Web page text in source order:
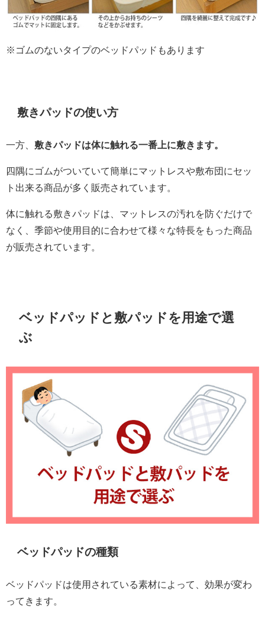
※ゴムのないタイプのベッドパッドもあります
敷きパッドの使い方
一方、 敷きパッドは体に触れる一番上に敷きます。
四隅にゴムがついていて簡単にマットレスや敷布団にセッ
ト出来る商品が多く販売されています。
体に触れる敷きパッドは、マットレスの汚れを防ぐだけで
なく、季節や使用目的に合わせて様々な特長をもった商品
が販売されています。
ベッドパッドと敷パッドを用途で選
ぶ
ベッドパッドの種類
ベッドパッドは使用されている素材によって、効果が変わ
ってきます。